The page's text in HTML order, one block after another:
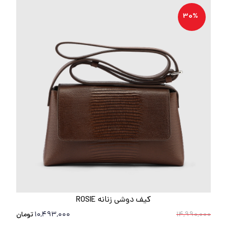
30%
کیف دوشی زنانه ROSIE
14,990,000
10,493,000تومان